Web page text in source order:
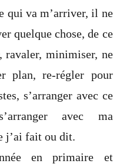
qui va m’arriver, il ne
quelque chose, de ce
minimiser, ne
plan, re-régler pour
s’arranger avec ce
avec ma
j’ai fait ou dit.
en primaire et